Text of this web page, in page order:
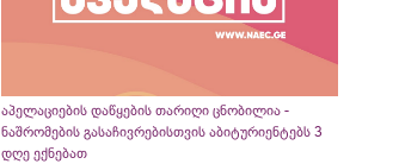
აპელაციების დაწყების თარიღი ცნობილია -
ნაშრომების გასაჩივრებისთვის აბიტურიენტებს 3
დღე ექნებათ